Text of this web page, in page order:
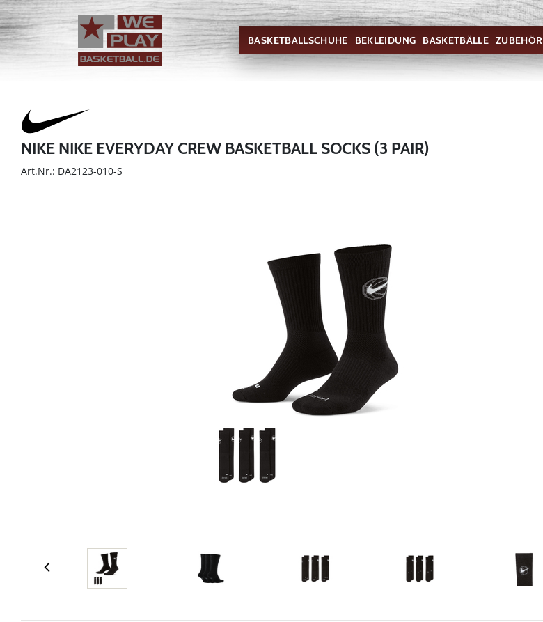
BASKETBALLSCHUHE BEKLEIDUNG BASKETBÄLLE ZUBEHÖR
NIKE NIKE EVERYDAY CREW BASKETBALL SOCKS (3 PAIR)
Art.Nr.: DA2123-010-S